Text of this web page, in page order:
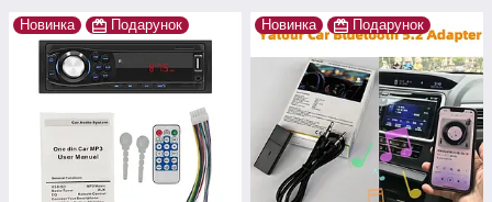
Новинка Подарунок Новинка Подарунок